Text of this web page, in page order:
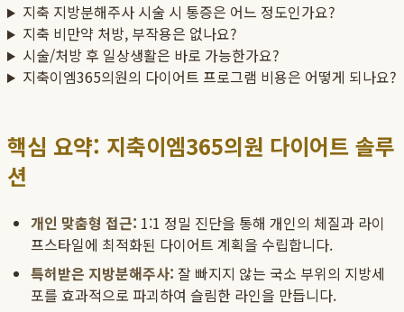
지축 지방분해주사 시술 시 통증은 어느 정도인가요?
지축 비만약 처방, 부작용은 없나요?
시술/처방 후 일상생활은 바로 가능한가요?
지축이엠365의원의 다이어트 프로그램 비용은 어떻게 되나요?
핵심 요약: 지축이엠365의원 다이어트 솔루
션
개인 맞춤형 접근: 1:1 정밀 진단을 통해 개인의 체질과 라이
프스타일에 최적화된 다이어트 계획을 수립합니다.
특허받은 지방분해주사: 잘 빠지지 않는 국소 부위의 지방세
포를 효과적으로 파괴하여 슬림한 라인을 만듭니다.